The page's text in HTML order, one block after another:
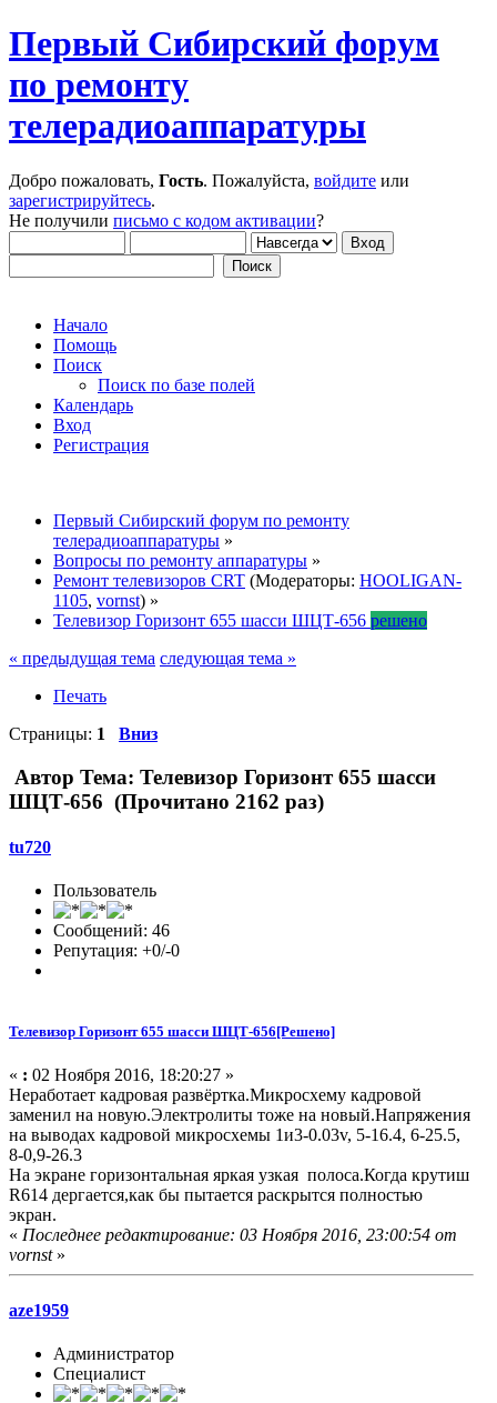
Первый Сибирский форум
по ремонту
телерадиоаппаратуры
Добро пожаловать, Гость. Пожалуйста, войдите или
зарегистрируйтесь.
Не получили письмо с кодом активации?
Начало
Помощь
Поиск
Поиск по базе полей
Календарь
Вход
Регистрация
Первый Сибирский форум по ремонту
телерадиоаппаратуры »
Вопросы по ремонту аппаратуры »
Ремонт телевизоров CRT (Модераторы: HOOLIGAN-
1105, vornst) »
Телевизор Горизонт 655 шасси ШЦТ-656 решено
« предыдущая тема следующая тема »
Печать
Страницы: 1 Вниз
Автор Тема: Телевизор Горизонт 655 шасси
ШЦТ-656 (Прочитано 2162 раз)
tu720
Пользователь
Сообщений: 46
Репутация: +0/-0
Телевизор Горизонт 655 шасси ШЦТ-656[Решено]
« : 02 Ноября 2016, 18:20:27 »
Неработает кадровая развёртка.Микросхему кадровой
заменил на новую.Электролиты тоже на новый.Напряжения
на выводах кадровой микросхемы 1и3-0.03v, 5-16.4, 6-25.5,
8-0,9-26.3
На экране горизонтальная яркая узкая полоса.Когда крутиш
R614 дергается,как бы пытается раскрытся полностью
экран.
« Последнее редактирование: 03 Ноября 2016, 23:00:54 от
vornst»
aze1959
Администратор
Специалист